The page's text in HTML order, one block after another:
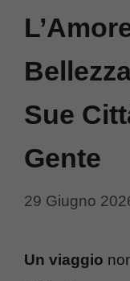
Sue
Gente
29 Giugno
Un viaggio